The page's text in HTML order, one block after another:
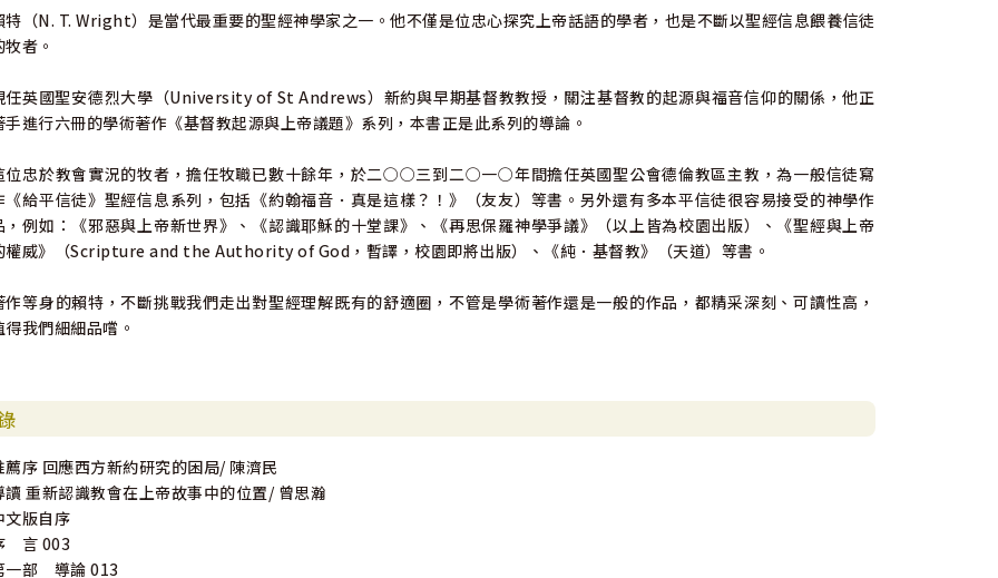
特（N. T. Wright）是當代最重要的聖經神學家之一。他不僅是位忠心探究上帝話語的學者，也是不斷以聖經信息餵養信徒
牧者。
任英國聖安德烈大學（University of St Andrews）新約與早期基督教教授，關注基督教的起源與福音信仰的關係，他正
手進行六冊的學術著作《基督教起源與上帝議題》系列，本書正是此系列的導論。
位忠於教會實況的牧者，擔任牧職已數十餘年，於二○○三到二○一○年間擔任英國聖公會德倫教區主教，為一般信徒寫
《給平信徒》聖經信息系列，包括《約翰福音．真是這樣？！》（友友）等書。另外還有多本平信徒很容易接受的神學作
，例如：《邪惡與上帝新世界》、《認識耶穌的十堂課》、《再思保羅神學爭議》（以上皆為校園出版）、《聖經與上帝
權威》（Scripture and the Authority of God，暫譯，校園即將出版）、《純．基督教》（天道）等書。
作等身的賴特，不斷挑戰我們走出對聖經理解既有的舒適圈，不管是學術著作還是一般的作品，都精采深刻、可讀性高，
得我們細細品嚐。
薦序 回應西方新約研究的困局/ 陳濟民
讀 重新認識教會在上帝故事中的位置/ 曾思瀚
文版自序
言 003
一部 導論 013